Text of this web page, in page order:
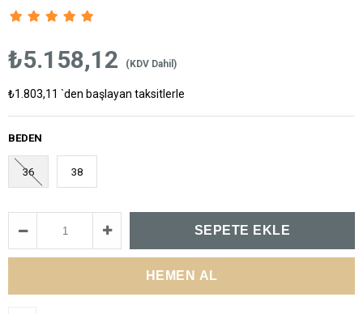
₺5.158,12 (KDV Dahil)
₺1.803,11 `den başlayan taksitlerle
BEDEN
36 38